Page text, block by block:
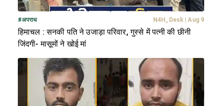
#अपराध N4H_Desk | Aug 9
हिमाचल : सनकी पति ने उजाड़ा परिवार, गुस्से में पत्नी की छीनी
जिंदगी- मासूमों ने खोई मां